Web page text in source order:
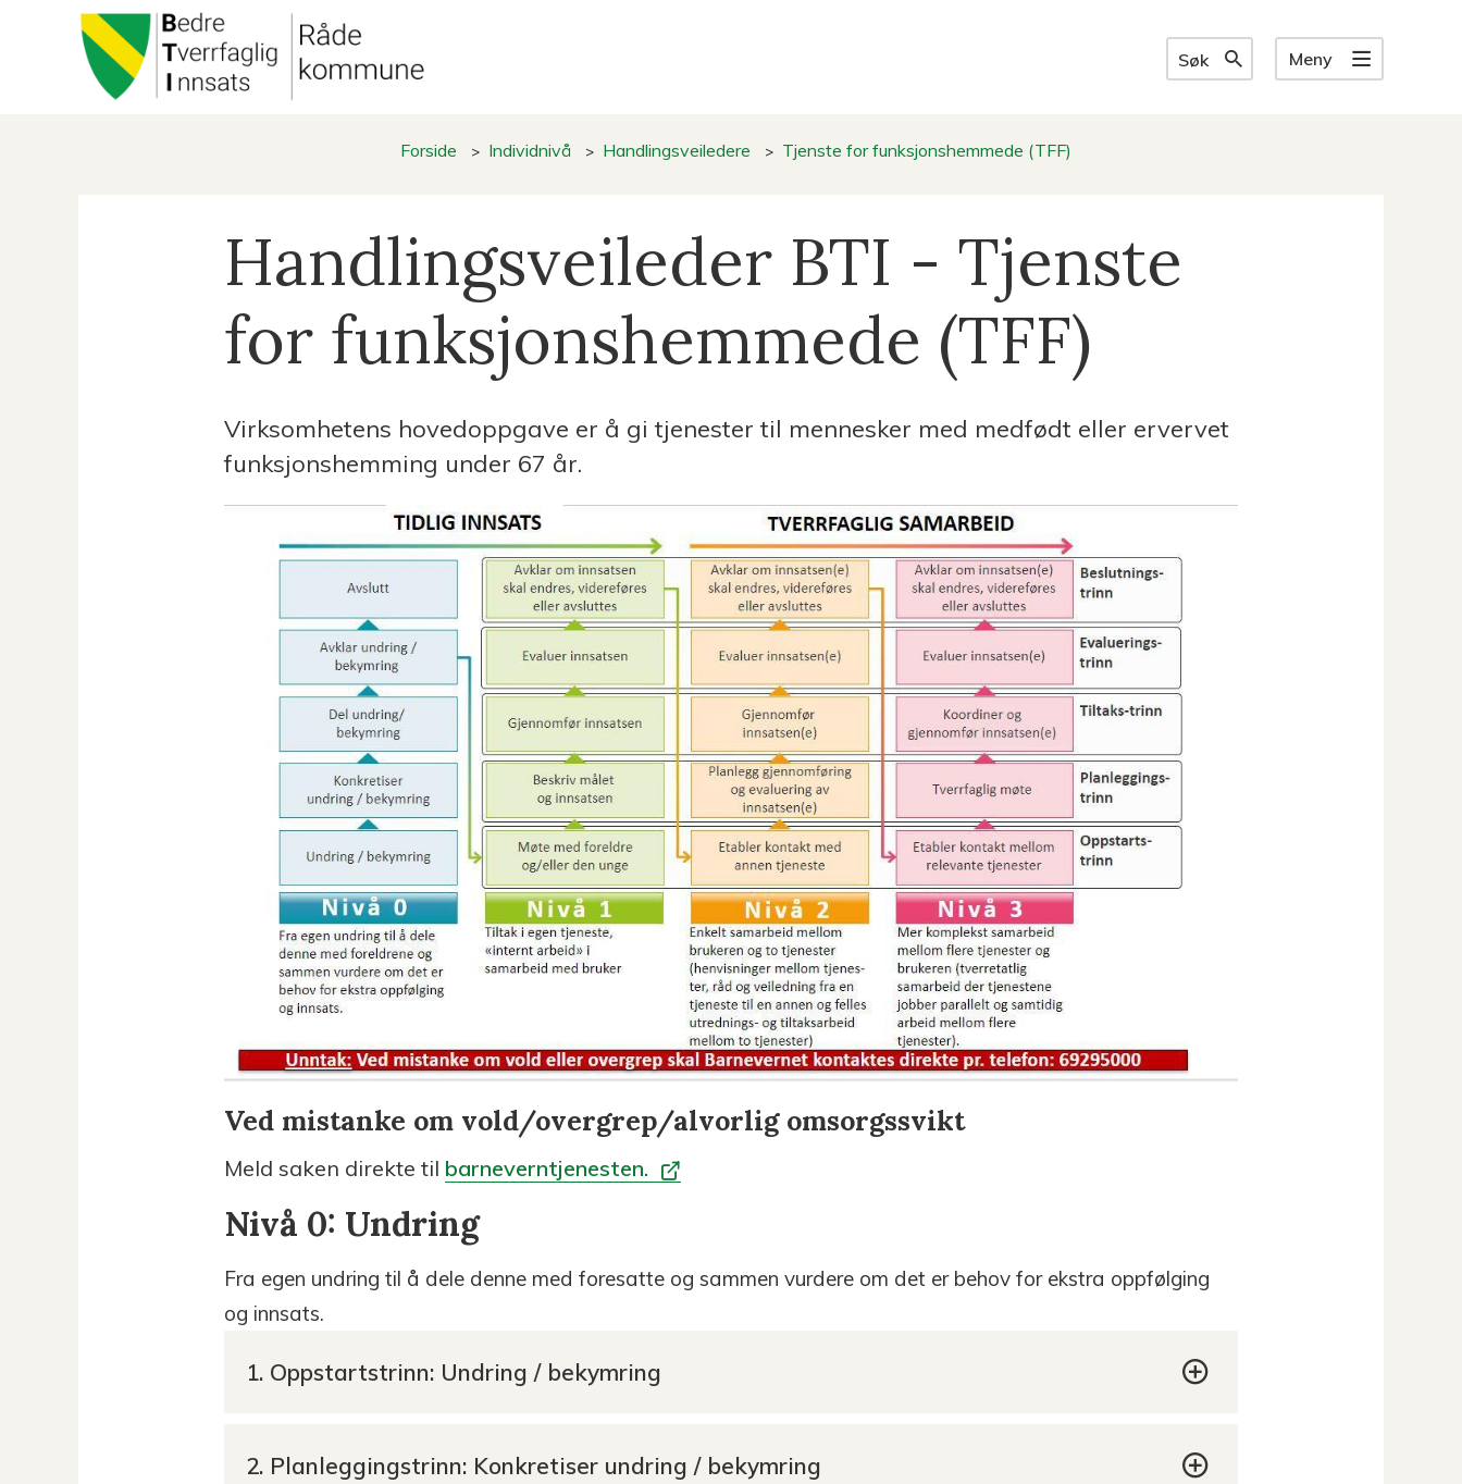
Søk Meny
Du
her:
Forside Individnivå Handlingsveiledere Tjenste for funksjonshemmede (TFF)
Handlingsveileder BTI - Tjenste
for funksjonshemmede (TFF)
Virksomhetens hovedoppgave er å gi tjenester til mennesker med medfødt eller ervervet
funksjonshemming under 67 år.
Ved mistanke om vold/overgrep/alvorlig omsorgssvikt
Meld saken direkte til barneverntjenesten.
Nivå 0: Undring
Fra egen undring til å dele denne med foresatte og sammen vurdere om det er behov for ekstra oppfølging
og innsats.
1. Oppstartstrinn: Undring / bekymring
2. Planleggingstrinn: Konkretiser undring / bekymring